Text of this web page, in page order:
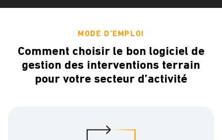
MODE D’EMPLOI
Comment choisir le bon logiciel de
gestion des interventions terrain
pour votre secteur d’activité